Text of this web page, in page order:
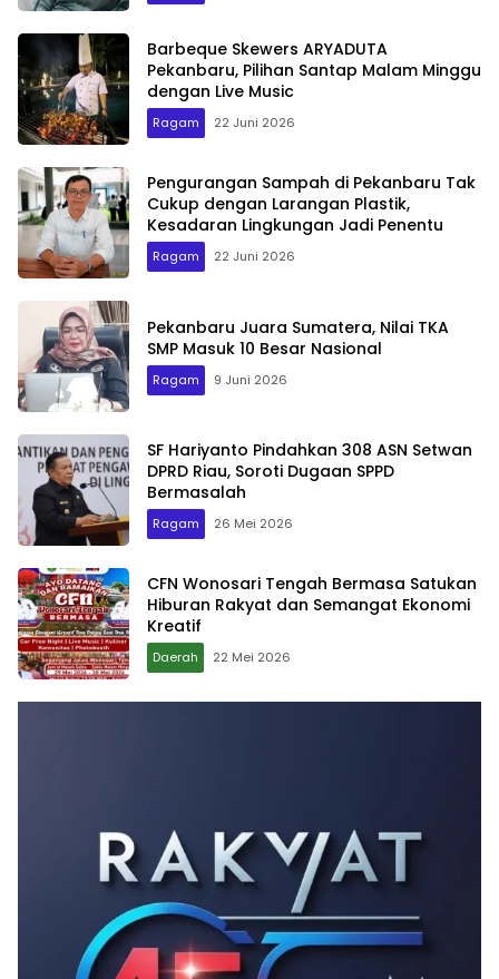
Barbeque Skewers ARYADUTA
Pekanbaru, Pilihan Santap Malam Minggu
dengan Live Music
Ragam 22 Juni 2026
Pengurangan Sampah di Pekanbaru Tak
Cukup dengan Larangan Plastik,
Kesadaran Lingkungan Jadi Penentu
Ragam 22 Juni 2026
Pekanbaru Juara Sumatera, Nilai TKA
SMP Masuk 10 Besar Nasional
Ragam 9 Juni 2026
SF Hariyanto Pindahkan 308 ASN Setwan
DPRD Riau, Soroti Dugaan SPPD
Bermasalah
Ragam 26 Mei 2026
CFN Wonosari Tengah Bermasa Satukan
Hiburan Rakyat dan Semangat Ekonomi
Kreatif
Daerah 22 Mei 2026